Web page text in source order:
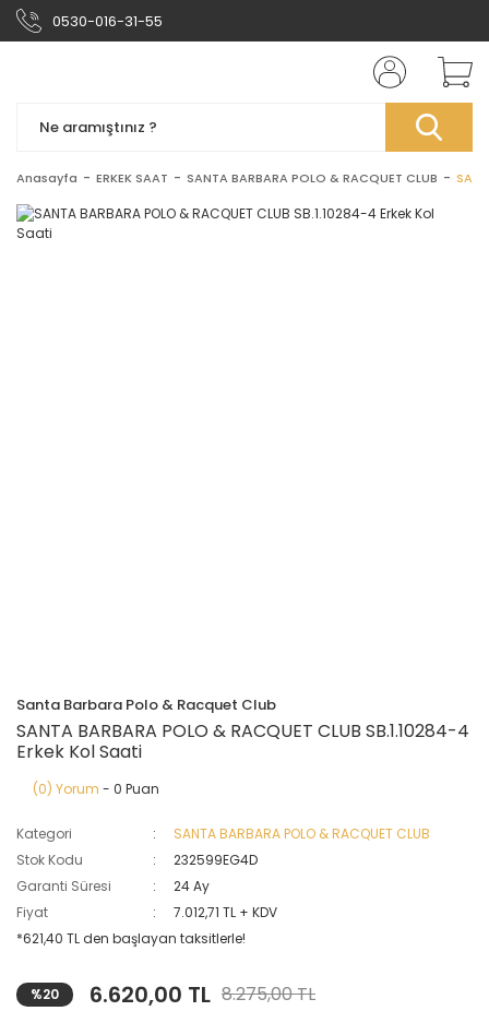
0530-016-31-55
Anasayfa ERKEK SAAT SANTA BARBARA POLO & RACQUET CLUB
Santa Barbara Polo & Racquet Club
SANTA BARBARA POLO & RACQUET CLUB SB.1.10284-4
Erkek Kol Saati
(0) Yorum - 0 Puan
Kategori
SANTA BARBARA POLO & RACQUET CLUB
Stok Kodu
232599EG4D
Garanti Süresi
24 Ay
Fiyat
7.012,71 TL + KDV
*621,40 TL den başlayan taksitlerle!
%20 6.620,00 TL 8.275,00 TL